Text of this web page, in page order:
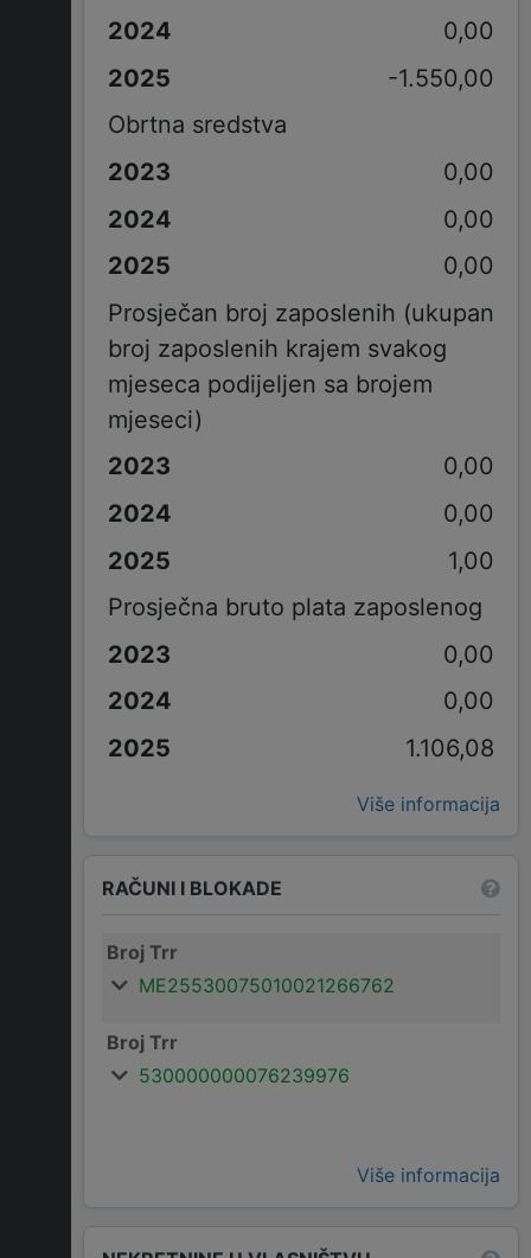
0,00
-1.550,00
Obrtna sredstva
0,00
0,00
0,00
Prosječan broj zaposlenih (ukupan
broj zaposlenih krajem svakog
mjeseca podijeljen sa brojem
mjeseci)
0,00
0,00
1,00
Prosječna bruto plata zaposlenog
0,00
0,00
1.106,08
Više informacija
RAČUNI I BLOKADE
Broj Trr
ME25530075010021266762
Broj Trr
530000000076239976
Više informacija